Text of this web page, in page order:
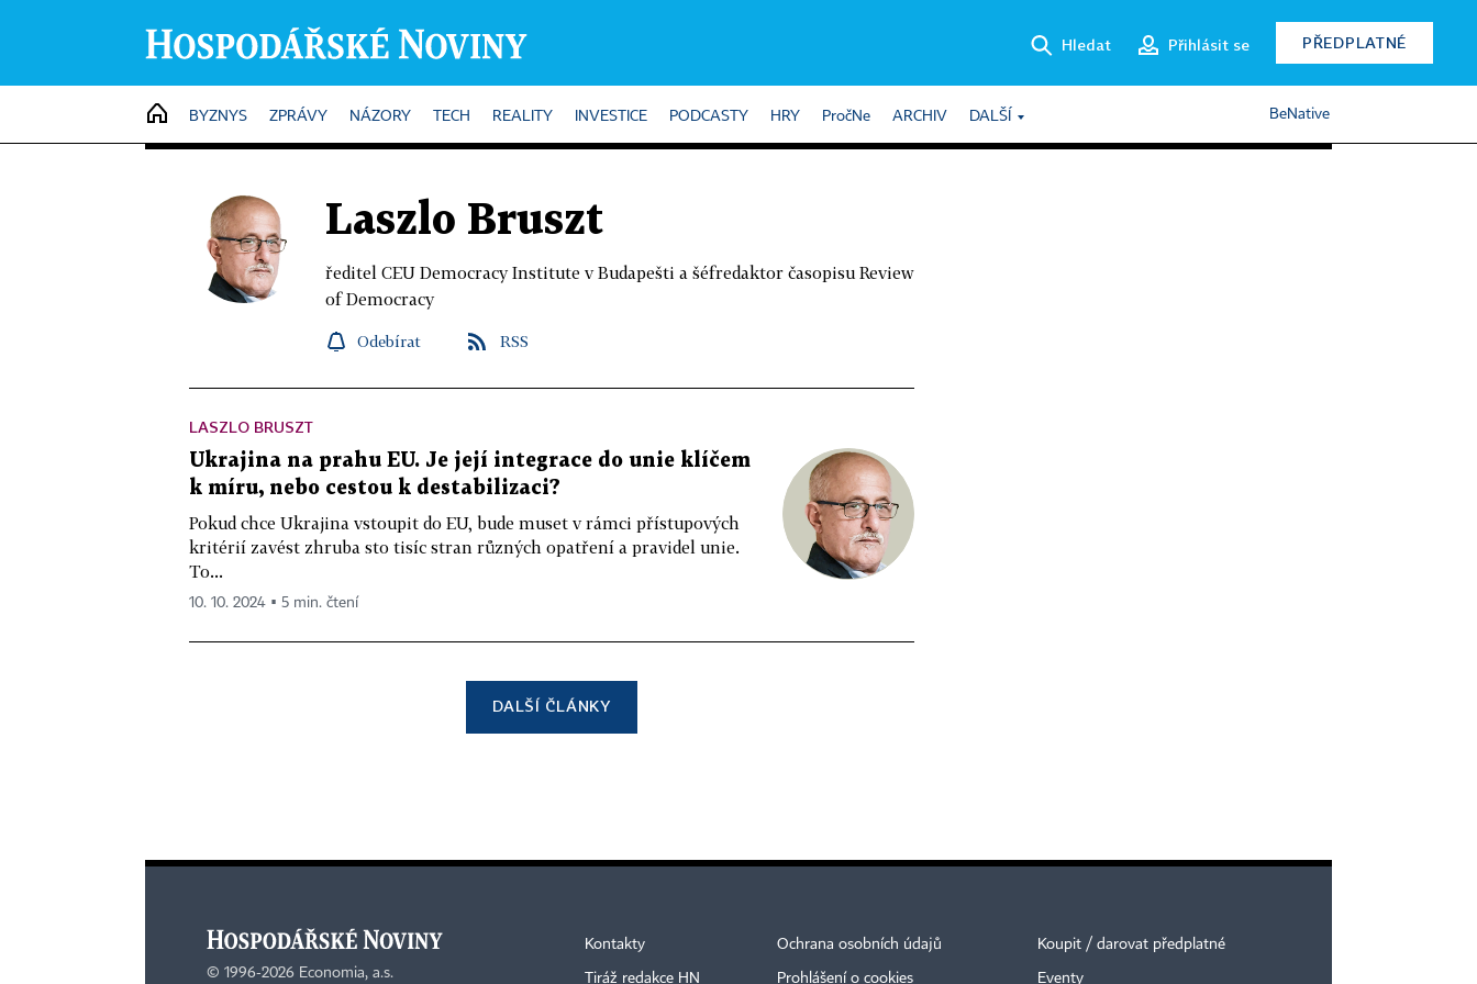
Hledat Přihlásit se PŘEDPLATNÉ
HOME
BYZNYS ZPRÁVY NÁZORY TECH REALITY INVESTICE PODCASTY HRY PročNe ARCHIV DALŠÍ BeNative
Laszlo Bruszt
ředitel CEU Democracy Institute v Budapešti a šéfredaktor časopisu Review
of Democracy
Odebírat RSS
LASZLO BRUSZT
Ukrajina na prahu EU. Je její integrace do unie klíčem
k míru, nebo cestou k destabilizaci?
Pokud chce Ukrajina vstoupit do EU, bude muset v rámci přístupových
kritérií zavést zhruba sto tisíc stran různých opatření a pravidel unie.
To...
10. 10. 2024 ▪ 5 min. čtení
DALŠÍ ČLÁNKY
© 1996-2026 Economia, a.s.
Kontakty
Tiráž redakce HN
Ochrana osobních údajů
Prohlášení o cookies
Koupit / darovat předplatné
Eventy